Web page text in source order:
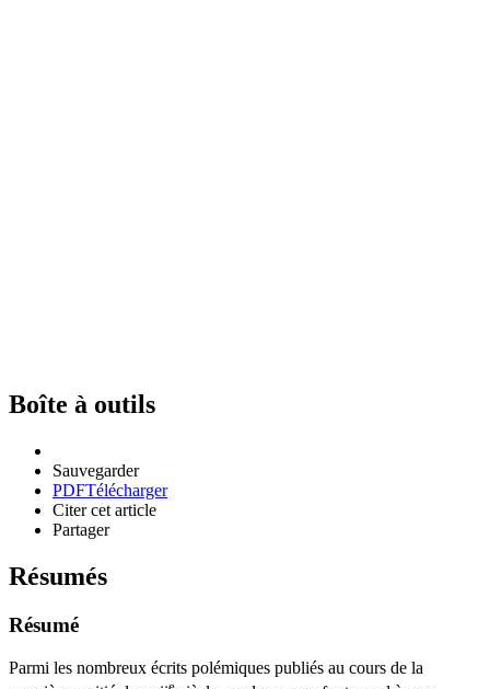
Boîte à outils
Sauvegarder
PDFTélécharger
Citer cet article
Partager
Résumés
Résumé
Parmi les nombreux écrits polémiques publiés au cours de la